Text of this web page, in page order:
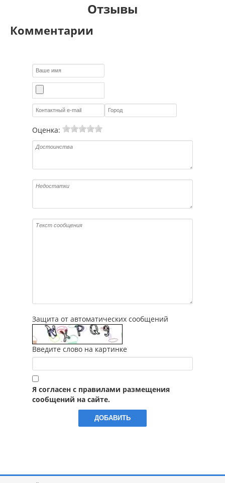
Отзывы
Комментарии
Оценка:
Защита от автоматических сообщений
Введите слово на картинке
Я согласен с правилами размещения
сообщений на сайте.